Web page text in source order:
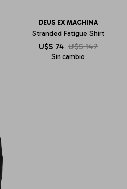
DEUS EX MACHINA
Stranded Fatigue Shirt
U$S 74 U$S 147
Sin cambio